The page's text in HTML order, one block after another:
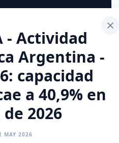
CAMARAS
- Actividad
Argentina -
capacidad
a 40,9% en
2026
MAY 2026